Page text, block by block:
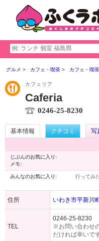
グルメ カフェ・喫茶 カフェ・喫
カフェリア
Caferia
0246-25-8230
基本情報 クチコミ 写
じぶんのお気に入り:
メモ:
みんなのお気に入り: 行ってみ
住所 いわき市平新川
TEL
0246-25-8230
※お問い合わせ
だければ幸いです